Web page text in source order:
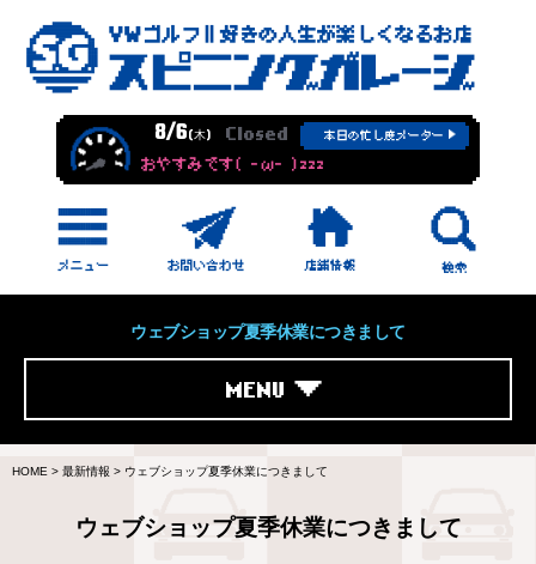
8/6(木) Closed 本日の忙し度メーター
おやすみです( -ω- )zzz
ウェブショップ夏季休業につきまして
MENU
HOME > 最新情報 > ウェブショップ夏季休業につきまして
ウェブショップ夏季休業につきまして